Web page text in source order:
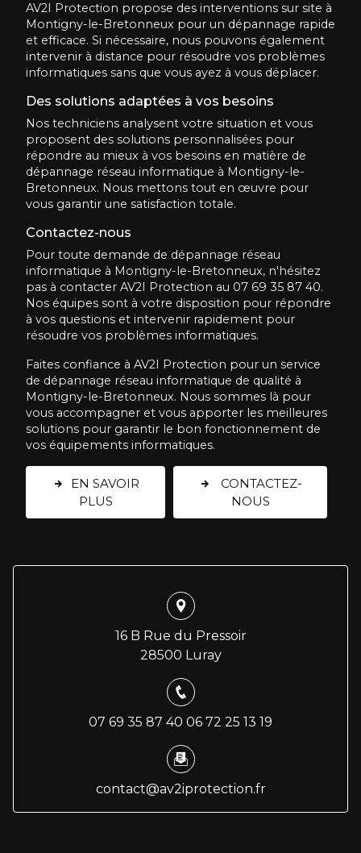
AV2I Protection propose des interventions sur site à
Montigny-le-Bretonneux pour un dépannage rapide
et efficace. Si nécessaire, nous pouvons également
intervenir à distance pour résoudre vos problèmes
informatiques sans que vous ayez à vous déplacer.
Des solutions adaptées à vos besoins
Nos techniciens analysent votre situation et vous
proposent des solutions personnalisées pour
répondre au mieux à vos besoins en matière de
dépannage réseau informatique à Montigny-le-
Bretonneux. Nous mettons tout en œuvre pour
vous garantir une satisfaction totale.
Contactez-nous
Pour toute demande de dépannage réseau
informatique à Montigny-le-Bretonneux, n'hésitez
pas à contacter AV2I Protection au 07 69 35 87 40.
Nos équipes sont à votre disposition pour répondre
à vos questions et intervenir rapidement pour
résoudre vos problèmes informatiques.
Faites confiance à AV2I Protection pour un service
de dépannage réseau informatique de qualité à
Montigny-le-Bretonneux. Nous sommes là pour
vous accompagner et vous apporter les meilleures
solutions pour garantir le bon fonctionnement de
vos équipements informatiques.
EN SAVOIR
PLUS
CONTACTEZ-
NOUS
16 B Rue du Pressoir
28500 Luray
07 69 35 87 40 06 72 25 13 19
contact@av2iprotection.fr